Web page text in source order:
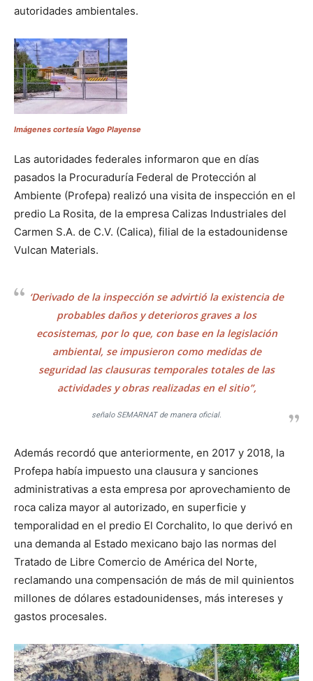
autoridades ambientales.
Imágenes cortesía Vago Playense
Las autoridades federales informaron que en días
pasados la Procuraduría Federal de Protección al
Ambiente (Profepa) realizó una visita de inspección en el
predio La Rosita, de la empresa Calizas Industriales del
Carmen S.A. de C.V. (Calica), filial de la estadounidense
Vulcan Materials.
‘Derivado de la inspección se advirtió la existencia de
probables daños y deterioros graves a los
ecosistemas, por lo que, con base en la legislación
ambiental, se impusieron como medidas de
seguridad las clausuras temporales totales de las
actividades y obras realizadas en el sitio”,
señalo SEMARNAT de manera oficial.
Además recordó que anteriormente, en 2017 y 2018, la
Profepa había impuesto una clausura y sanciones
administrativas a esta empresa por aprovechamiento de
roca caliza mayor al autorizado, en superficie y
temporalidad en el predio El Corchalito, lo que derivó en
una demanda al Estado mexicano bajo las normas del
Tratado de Libre Comercio de América del Norte,
reclamando una compensación de más de mil quinientos
millones de dólares estadounidenses, más intereses y
gastos procesales.